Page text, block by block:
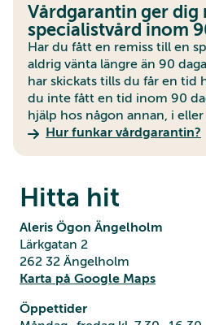
Vårdgarantin ger
specialistvård inom
Har du fått en remiss till en
aldrig vänta längre än 90
har skickats tills du får en tid
du inte fått en tid inom 90
hjälp hos någon annan, i
Hur funkar vårdgarantin?
Hitta hit
Aleris Ögon Ängelholm
Lärkgatan 2
262 32 Ängelholm
Karta på Google Maps
Öppettider